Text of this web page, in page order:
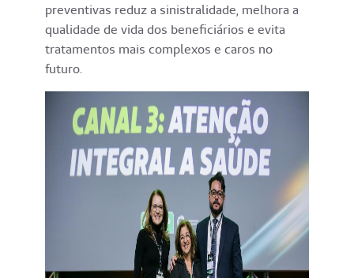
preventivas reduz a sinistralidade, melhora a
qualidade de vida dos beneficiários e evita
tratamentos mais complexos e caros no
futuro.